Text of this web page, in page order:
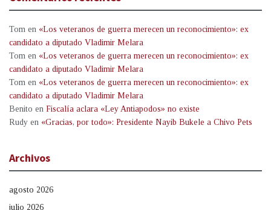
Tom en «Los veteranos de guerra merecen un reconocimiento»: ex
candidato a diputado Vladimir Melara
Tom en «Los veteranos de guerra merecen un reconocimiento»: ex
candidato a diputado Vladimir Melara
Tom en «Los veteranos de guerra merecen un reconocimiento»: ex
candidato a diputado Vladimir Melara
Benito en Fiscalía aclara «Ley Antiapodos» no existe
Rudy en «Gracias, por todo»: Presidente Nayib Bukele a Chivo Pets
Archivos
agosto 2026
julio 2026